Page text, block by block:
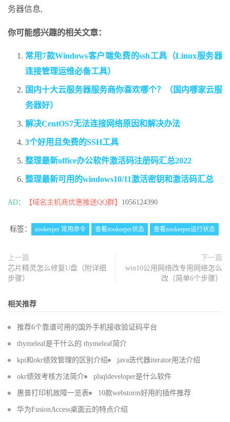
务器信息,
你可能感兴趣的相关文章：
常用7款Windows客户端免费的ssh工具（Linux服务器
连接管理运维必备工具）
国内十大云服务器服务商你喜欢哪个？（国内哪家云服
务器好）
解决CentOS7无法连接网络原因和解决办法
3个好用且免费的SSH工具
整理最新office办公软件激活码注册码汇总2022
整理最新可用的windows10/11激活密钥和激活码汇总
AD： 【域名主机商优惠推送QQ群】 1056124390
标签： zookeeper 常用命令 查看zookeeper状态 查看zookeeper运行状态
上一篇
芯片精灵怎么修复U盘（附详细
步骤）
下一篇
win10公用网络改专用网络怎么
改（简单6个步骤）
相关推荐
推荐6个靠谱可用的国外手机接收验证码平台
thymeleaf是干什么的 thymeleaf简介
kpi和okr绩效管理的区别介绍 java迭代器iterator用法介绍
okr绩效考核方法简介 plsqldeveloper是什么软件
惠普打印机故障一览表 10款webstorm好用的插件推荐
华为FusionAccess桌面云的特点介绍